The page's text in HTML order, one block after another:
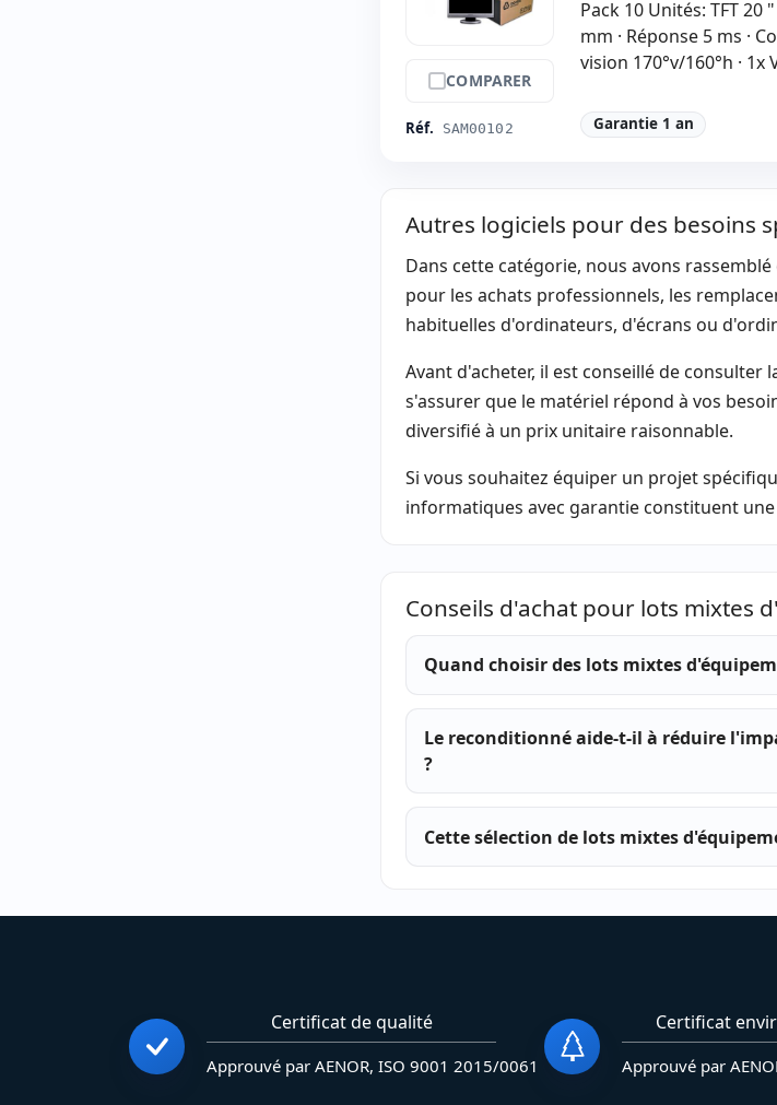
COMPARER
Réf. SAM00102
Pack 10 Unités: TFT 20
mm · Réponse 5 ms ·
vision 170°v/160°h · 1x
Garantie 1 an
Autres logiciels pour des besoins
Dans cette catégorie, nous avons
pour les achats professionnels, les
habituelles d'ordinateurs, d'écrans ou
Avant d'acheter, il est conseillé de
s'assurer que le matériel répond à vos
diversifié à un prix unitaire raisonnable.
Si vous souhaitez équiper un projet
informatiques avec garantie constituent
Conseils d'achat pour lots mixtes
Quand choisir des lots mixtes
Le reconditionné aide-t-il à réduire
?
Cette sélection de lots mixtes
Certificat de qualité
Approuvé par AENOR, ISO 9001 2015/0061
Certificat
Approuvé par